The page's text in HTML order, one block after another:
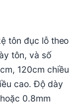
tôn đục lỗ theo
tôn, và số
120cm chiều
cao. Độ dày
0.8mm